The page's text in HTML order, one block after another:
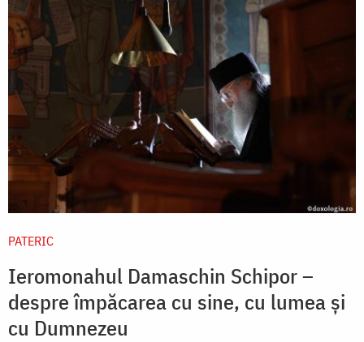
PATERIC
Ieromonahul Damaschin Schipor –
despre împăcarea cu sine, cu lumea și
cu Dumnezeu